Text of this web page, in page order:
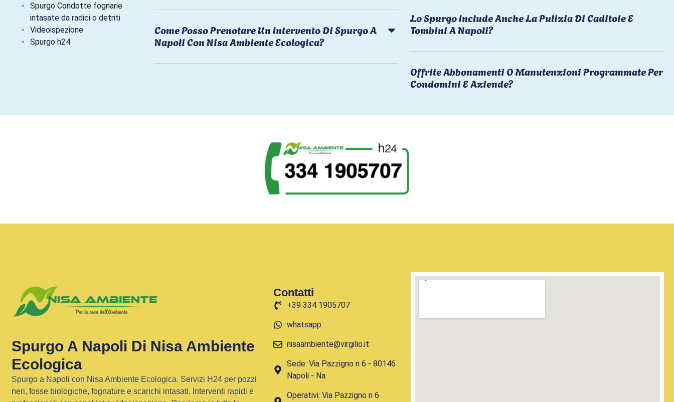
Spurgo Condotte fognarie
intasate da radici o detriti
Videoispezione
Spurgo h24
Come Posso Prenotare Un Intervento Di Spurgo A
Napoli Con Nisa Ambiente Ecologica?
Lo Spurgo Include Anche La Pulizia Di Caditoie E
Tombini A Napoli?
Offrite Abbonamenti O Manutenzioni Programmate Per
Condomini E Aziende?
Spurgo A Napoli Di Nisa Ambiente
Ecologica
Spurgo a Napoli con Nisa Ambiente Ecologica. Servizi H24 per pozzi
neri, fosse biologiche, fognature e scarichi intasati. Interventi rapidi e
Contatti
+39 334 1905707
whatsapp
nisaambiente@virgilio.it
Sede: Via Pazzigno n 6 - 80146
Napoli - Na
Operativi: Via Pazzigno n 6